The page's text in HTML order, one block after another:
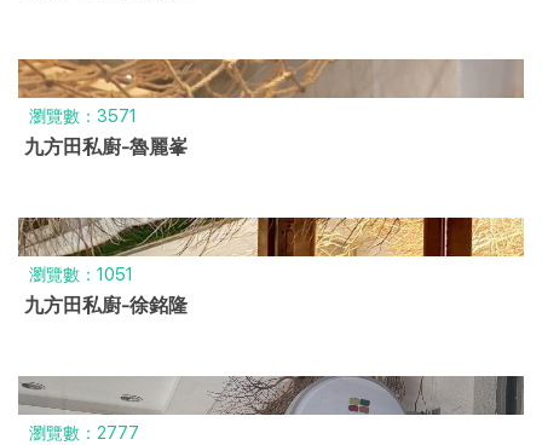
瀏覽數：3571
九方田私廚-魯麗峯
瀏覽數：1051
九方田私廚-徐銘隆
瀏覽數：2777